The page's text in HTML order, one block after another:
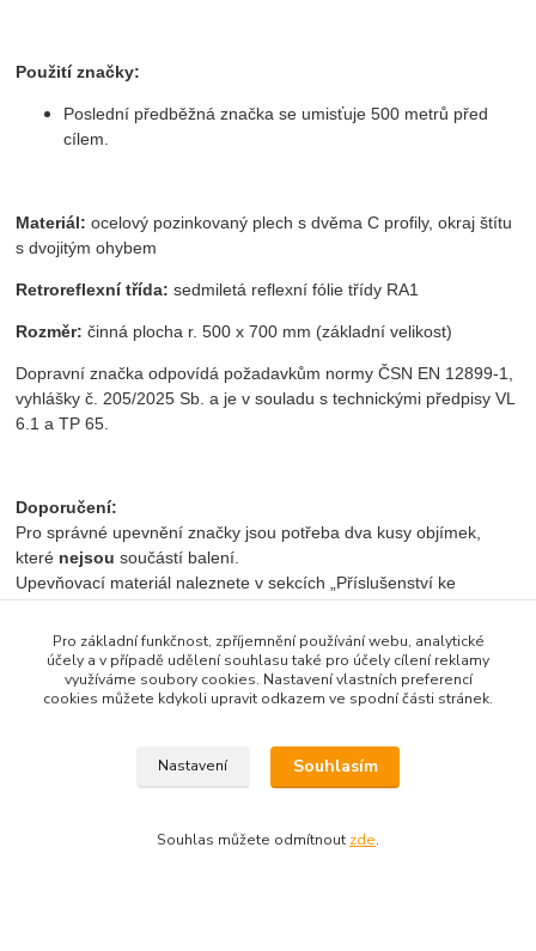
Použití značky:
Poslední předběžná značka se umisťuje 500 metrů před
cílem.
Materiál: ocelový pozinkovaný plech s dvěma C profily, okraj štítu
s dvojitým ohybem
Retroreflexní třída: sedmiletá reflexní fólie třídy RA1
Rozměr: činná plocha r. 500 x 700 mm (základní velikost)
Dopravní značka odpovídá požadavkům normy ČSN EN 12899-1,
vyhlášky č. 205/2025 Sb. a je v souladu s technickými předpisy VL
6.1 a TP 65.
Doporučení:
Pro správné upevnění značky jsou potřeba dva kusy objímek,
které nejsou součástí balení.
Upevňovací materiál naleznete v sekcích „Příslušenství ke
Značku lze poptat v jiných velikostech (napřiklad r. 1 000 x 1 500
Informativní značky jiné
Pro základní funkčnost, zpříjemnění používání webu, analytické
účely a v případě udělení souhlasu také pro účely cílení reklamy
využíváme soubory cookies. Nastavení vlastních preferencí
cookies můžete kdykoli upravit odkazem ve spodní části stránek.
Nastavení Souhlasím
Souhlas můžete odmítnout zde.